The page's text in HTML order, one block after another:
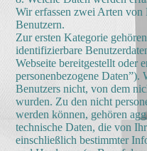
Wir erfassen zwei Arten
Benutzern.
Zur ersten Kategorie
identifizierbare
Webseite bereitgestellt oder
personenbezogene Daten”).
Benutzers nicht, von dem
wurden. Zu den nicht
werden können, gehören
technische Daten, die von
einschließlich bestimmter